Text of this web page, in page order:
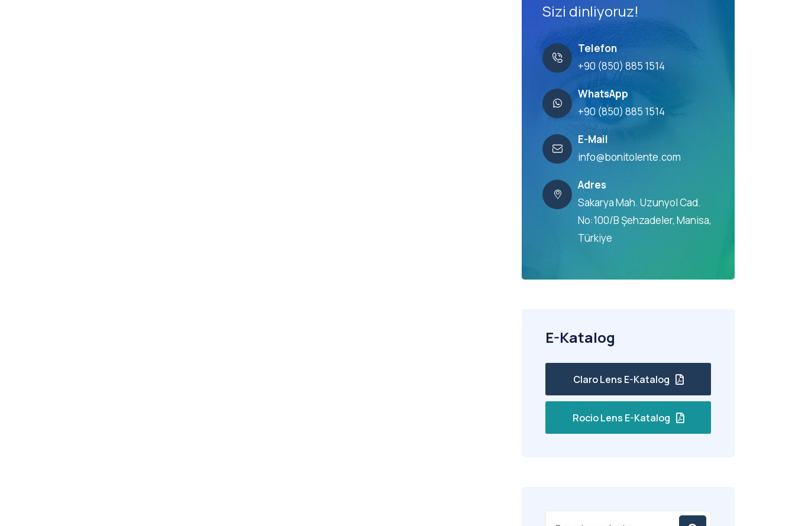
Sizi dinliyoruz!
Telefon
+90 (850) 885 1514
WhatsApp
+90 (850) 885 1514
E-Mail
info@bonitolente.com
Adres
Sakarya Mah. Uzunyol Cad.
No:100/B Şehzadeler, Manisa,
Türkiye
E-Katalog
Claro Lens E-Katalog
Rocio Lens E-Katalog